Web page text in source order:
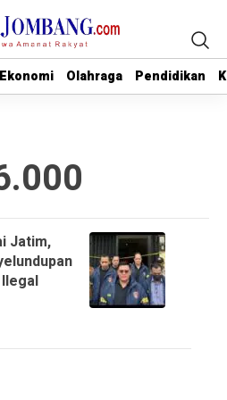
Ekonomi Olahraga Pendidikan
Ekonomi Olahraga Pendidikan
Jatim,